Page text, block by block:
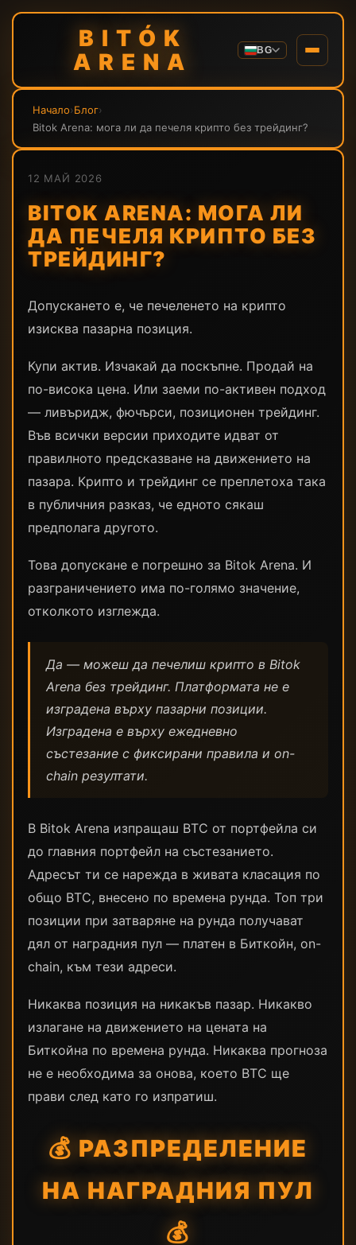
BITÓK
ARENA
BG
Начало›Блог›
Bitok Arena: мога ли да печеля крипто без трейдинг?
12 МАЙ 2026
BITOK ARENA: МОГА ЛИ
ДА ПЕЧЕЛЯ КРИПТО БЕЗ
ТРЕЙДИНГ?
Допускането е, че печеленето на крипто
изисква пазарна позиция.
Купи актив. Изчакай да поскъпне. Продай на
по-висока цена. Или заеми по-активен подход
— ливъридж, фючърси, позиционен трейдинг.
Във всички версии приходите идват от
правилното предсказване на движението на
пазара. Крипто и трейдинг се преплетоха така
в публичния разказ, че едното сякаш
предполага другото.
Това допускане е погрешно за Bitok Arena. И
разграничението има по-голямо значение,
отколкото изглежда.
Да — можеш да печелиш крипто в Bitok
Arena без трейдинг. Платформата не е
изградена върху пазарни позиции.
Изградена е върху ежедневно
състезание с фиксирани правила и on-
chain резултати.
В Bitok Arena изпращаш BTC от портфейла си
до главния портфейл на състезанието.
Адресът ти се нарежда в живата класация по
общо BTC, внесено по времена рунда. Топ три
позиции при затваряне на рунда получават
дял от наградния пул — платен в Биткойн, on-
chain, към тези адреси.
Никаква позиция на никакъв пазар. Никакво
излагане на движението на цената на
Биткойна по времена рунда. Никаква прогноза
не е необходима за онова, което BTC ще
прави след като го изпратиш.
💰 РАЗПРЕДЕЛЕНИЕ
НА НАГРАДНИЯ ПУЛ
💰